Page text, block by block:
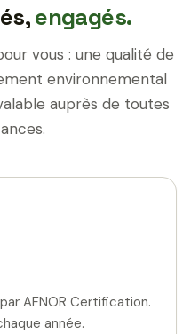
engagés.
vous : une qualité de
environnemental
auprès de toutes
AFNOR Certification.
année.